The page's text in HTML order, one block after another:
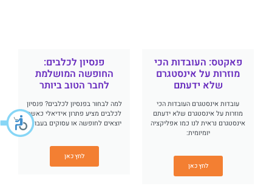
פאקטס: העובדות הכי
מוזרות על אינסטגרם
שלא ידעתם
עובדות אינסטגרם העובדות הכי
מוזרות על אינסטגרם שלא ידעתם
אינסטגרם נראית לנו כמו אפליקציה
יומיומית:
לחץ כאן
פנסיון לכלבים:
החופשה המושלמת
לחבר הטוב ביותר
למה לבחור בפנסיון לכלבים? פנסיון
לכלבים מציע פתרון אידיאלי כאשר
יוצאים לחופשה או עסוקים בעבודה
לחץ כאן